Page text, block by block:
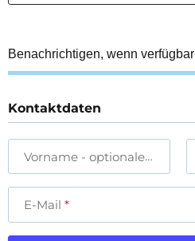
Benachrichtigen, wenn verfügbar
Kontaktdaten
Vorname - optionale Angabe
E-Mail